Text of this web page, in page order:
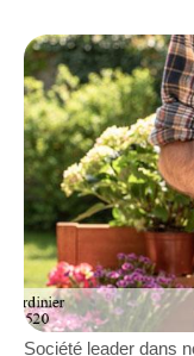
Société leader dans